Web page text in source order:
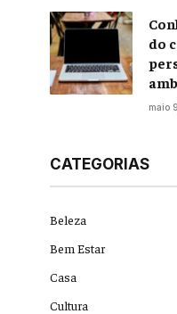
do
maio
CATEGORIAS
Beleza
Bem Estar
Casa
Cultura